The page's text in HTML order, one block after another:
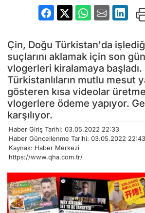
Çin, Doğu Türkistan'da
suçlarını aklamak için son
vlogerleri kiralamaya başladı.
Türkistanlıların mutlu mesut
gösteren kısa videolar
vlogerlere ödeme yapıyor.
karşılıyor.
Haber Giriş Tarihi: 03.05.2022 22:33
Haber Güncellenme Tarihi: 03.05.2022 22:43
Kaynak: Haber Merkezi
https://www.qha.com.tr/